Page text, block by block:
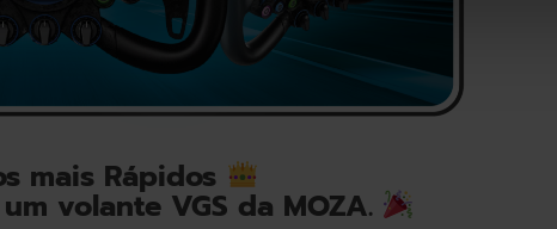
mais Rápidos
volante VGS da MOZA.